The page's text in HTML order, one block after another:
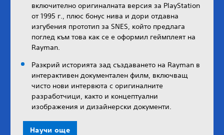
включително оригиналната версия за PlayStation
от 1995 г., плюс бонус нива и дори отдавна
изгубения прототип за SNES, който предлага
поглед към това как се е оформил геймплеят на
Rayman.
Разкрий историята зад създаването на Rayman в
интерактивен документален филм, включващ
чисто нови интервюта с оригиналните
разработчици, както и концептуални
изображения и дизайнерски документи.
Научи още